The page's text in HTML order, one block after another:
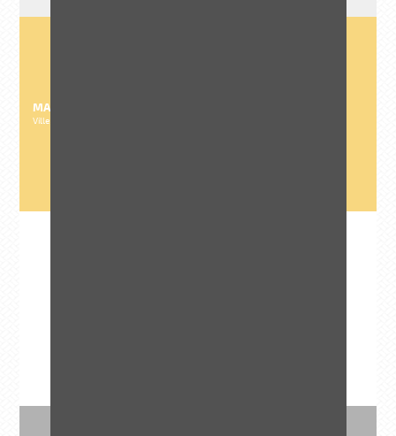
MAITRE D'OUVRAGE
Ville de La Baule-Escoublac